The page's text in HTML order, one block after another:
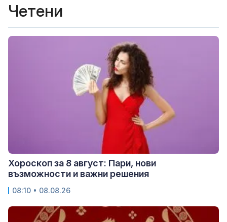
Четени
Хороскоп за 8 август: Пари, нови
възможности и важни решения
08:10 • 08.08.26